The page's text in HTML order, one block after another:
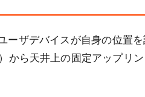
ザデバイスが自身の位置を
から天井上の固定アップリ